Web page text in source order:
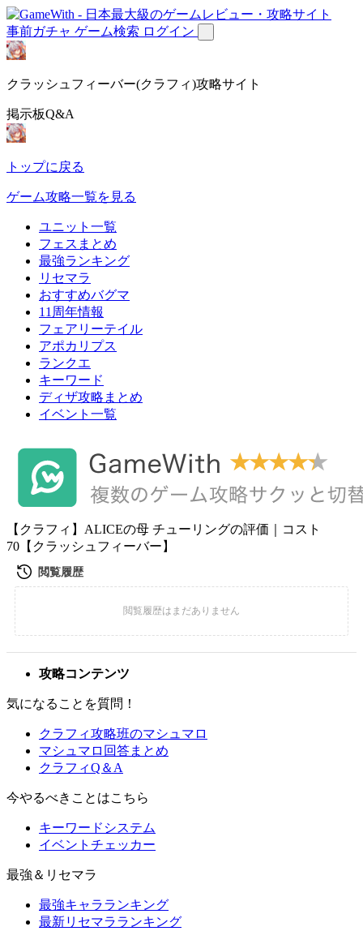
事前ガチャ ゲーム検索 ログイン
クラッシュフィーバー(クラフィ)攻略サイト
掲示板Q&A
トップに戻る
ゲーム攻略一覧を見る
ユニット一覧
フェスまとめ
最強ランキング
リセマラ
おすすめバグマ
11周年情報
フェアリーテイル
アポカリプス
ランクエ
キーワード
ディザ攻略まとめ
イベント一覧
【クラフィ】ALICEの母 チューリングの評価｜コスト
70【クラッシュフィーバー】
攻略コンテンツ
気になることを質問！
クラフィ攻略班のマシュマロ
マシュマロ回答まとめ
クラフィQ＆A
今やるべきことはこちら
キーワードシステム
イベントチェッカー
最強＆リセマラ
最強キャラランキング
最新リセマラランキング